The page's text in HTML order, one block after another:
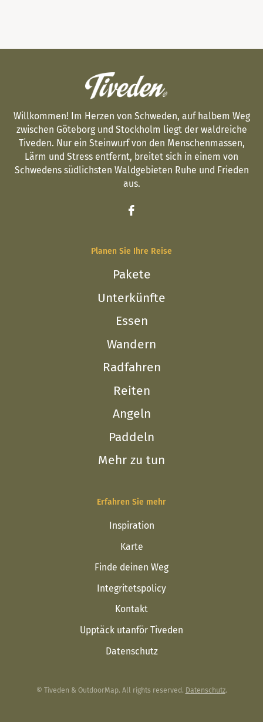
Willkommen! Im Herzen von Schweden, auf halbem Weg
zwischen Göteborg und Stockholm liegt der waldreiche
Tiveden. Nur ein Steinwurf von den Menschenmassen,
Lärm und Stress entfernt, breitet sich in einem von
Schwedens südlichsten Waldgebieten Ruhe und Frieden
aus.
Planen Sie Ihre Reise
Pakete
Unterkünfte
Essen
Wandern
Radfahren
Reiten
Angeln
Paddeln
Mehr zu tun
Erfahren Sie mehr
Inspiration
Karte
Finde deinen Weg
Integritetspolicy
Kontakt
Upptäck utanför Tiveden
Datenschutz
© Tiveden & OutdoorMap. All rights reserved. Datenschutz.